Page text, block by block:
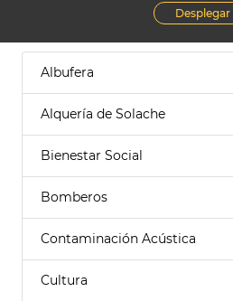
Desplegar
Albufera
Alquería de Solache
Bienestar Social
Bomberos
Contaminación Acústica
Cultura